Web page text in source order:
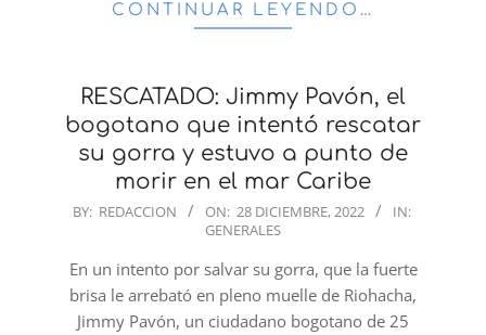
CONTINUAR LEYENDO…
RESCATADO: Jimmy Pavón, el
bogotano que intentó rescatar
su gorra y estuvo a punto de
morir en el mar Caribe
2022-
28
BY: REDACCION ON: 28 DICIEMBRE, 2022
IN:
GENERALES
En un intento por salvar su gorra, que la fuerte
brisa le arrebató en pleno muelle de Riohacha,
Jimmy Pavón, un ciudadano bogotano de 25